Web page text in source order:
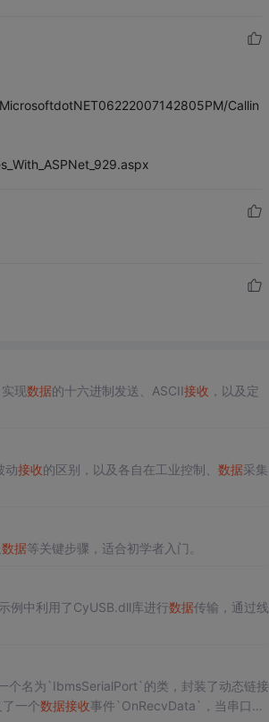
Callin
现数据的十六进制发送、ASCII接收 ，以及定
动接收的区别，以及各自在工业控制、 数据采集
数据等关键步骤，适合初学者入门。
例中利用了CyUSB.dll库进行数据传输，通过线
个名为`IbmsSerialPort`的类，封装了动态链接
一个数据接收事件`OnRecvData`，当串口 接